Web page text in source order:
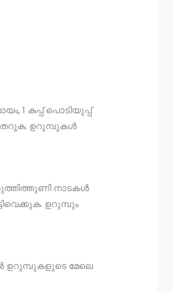
1 കപ്പ് പൊടിയുപ്പ്
ഉറുമ്പുകൾ
നാടകൾ
ഉറുമ്പും
ഉറുമ്പുകളുടെ മേലെ